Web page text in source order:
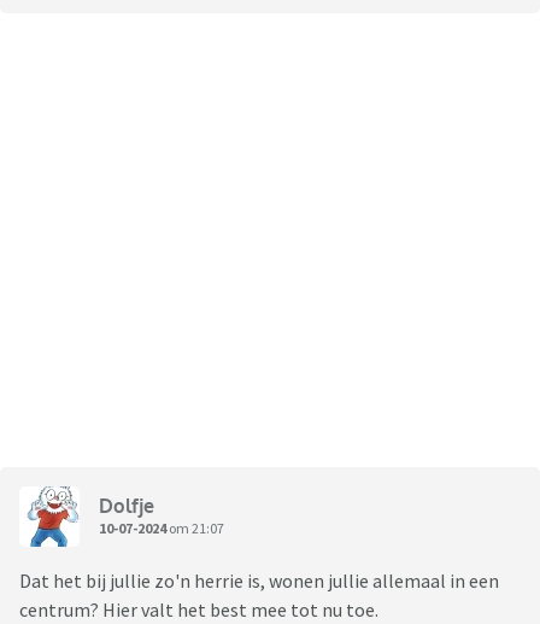
Dolfje
10-07-2024om 21:07
Dat het bij jullie zo'n herrie is, wonen jullie allemaal in een
centrum? Hier valt het best mee tot nu toe.